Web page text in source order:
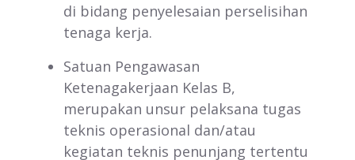
di bidang penyelesaian perselisihan
tenaga kerja.
Satuan Pengawasan
Ketenagakerjaan Kelas B,
merupakan unsur pelaksana tugas
teknis operasional dan/atau
kegiatan teknis penunjang tertentu